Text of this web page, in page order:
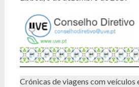
Crónicas de viagens com